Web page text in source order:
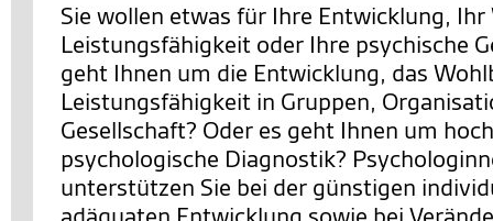
Sie wollen etwas für Ihre Entwicklung,
Leistungsfähigkeit oder Ihre psychische
geht Ihnen um die Entwicklung, das
Leistungsfähigkeit in Gruppen,
Gesellschaft? Oder es geht Ihnen um
psychologische Diagnostik?
unterstützen Sie bei der günstigen